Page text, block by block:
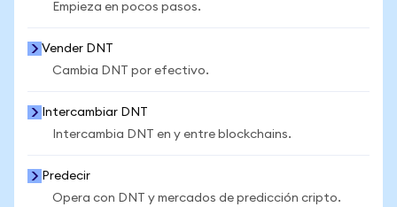
Empieza en pocos pasos.
Vender DNT
Cambia DNT por efectivo.
Intercambiar DNT
Intercambia DNT en y entre blockchains.
Predecir
Opera con DNT y mercados de predicción cripto.